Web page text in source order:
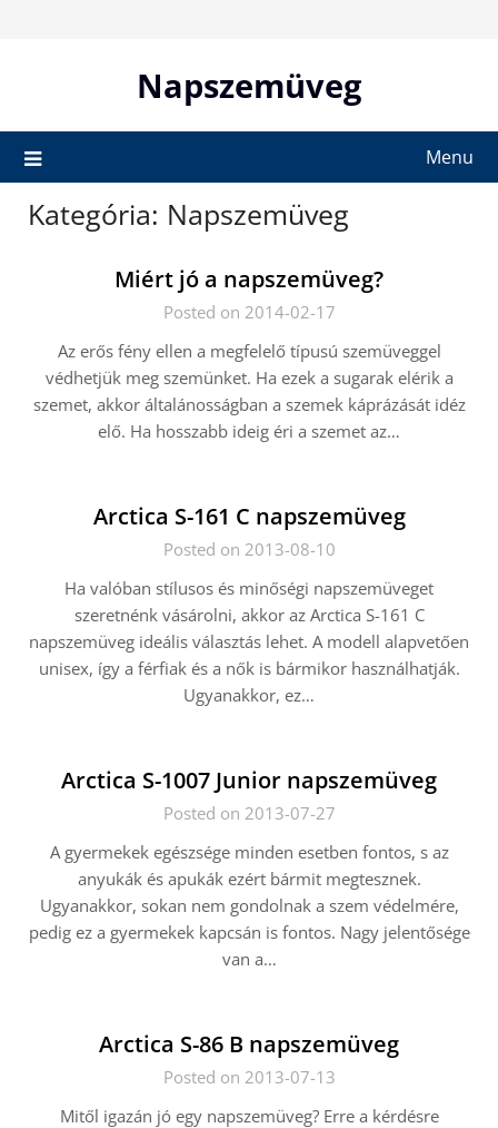
Napszemüveg
Menu
Kategória: Napszemüveg
Miért jó a napszemüveg?
Posted on 2014-02-17
Az erős fény ellen a megfelelő típusú szemüveggel
védhetjük meg szemünket. Ha ezek a sugarak elérik a
szemet, akkor általánosságban a szemek káprázását idéz
elő. Ha hosszabb ideig éri a szemet az…
Arctica S-161 C napszemüveg
Posted on 2013-08-10
Ha valóban stílusos és minőségi napszemüveget
szeretnénk vásárolni, akkor az Arctica S-161 C
napszemüveg ideális választás lehet. A modell alapvetően
unisex, így a férfiak és a nők is bármikor használhatják.
Ugyanakkor, ez…
Arctica S-1007 Junior napszemüveg
Posted on 2013-07-27
A gyermekek egészsége minden esetben fontos, s az
anyukák és apukák ezért bármit megtesznek.
Ugyanakkor, sokan nem gondolnak a szem védelmére,
pedig ez a gyermekek kapcsán is fontos. Nagy jelentősége
van a…
Arctica S-86 B napszemüveg
Posted on 2013-07-13
Mitől igazán jó egy napszemüveg? Erre a kérdésre